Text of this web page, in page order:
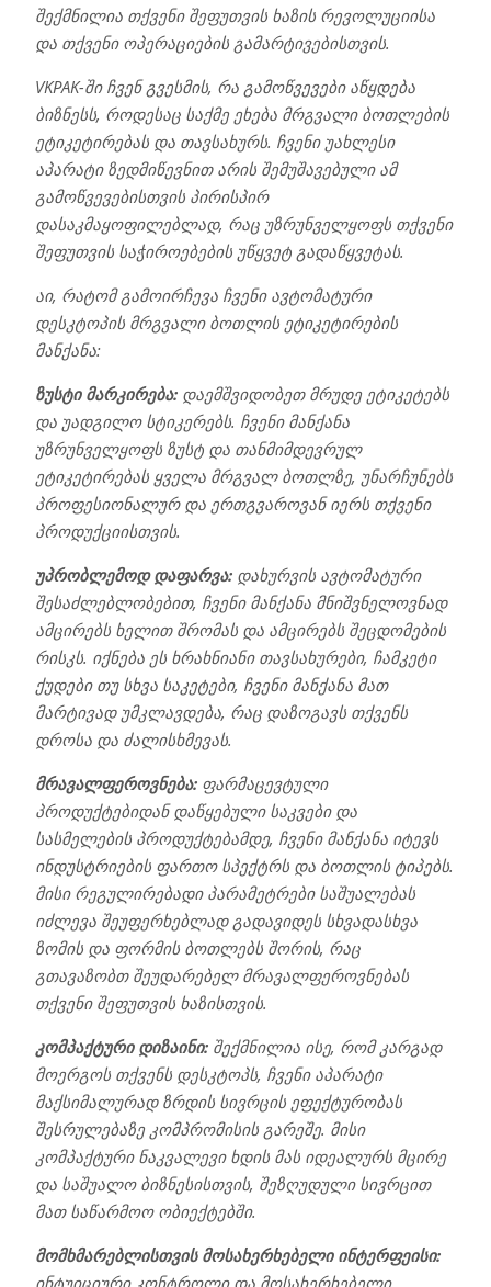
შექმნილია თქვენი შეფუთვის ხაზის რევოლუციისა
და თქვენი ოპერაციების გამარტივებისთვის.
VKPAK-ში ჩვენ გვესმის, რა გამოწვევები აწყდება
ბიზნესს, როდესაც საქმე ეხება მრგვალი ბოთლების
ეტიკეტირებას და თავსახურს. ჩვენი უახლესი
აპარატი ზედმიწევნით არის შემუშავებული ამ
გამოწვევებისთვის პირისპირ
დასაკმაყოფილებლად, რაც უზრუნველყოფს თქვენი
შეფუთვის საჭიროებების უწყვეტ გადაწყვეტას.
აი, რატომ გამოირჩევა ჩვენი ავტომატური
დესკტოპის მრგვალი ბოთლის ეტიკეტირების
მანქანა:
ზუსტი მარკირება:დაემშვიდობეთ მრუდე ეტიკეტებს
და უადგილო სტიკერებს. ჩვენი მანქანა
უზრუნველყოფს ზუსტ და თანმიმდევრულ
ეტიკეტირებას ყველა მრგვალ ბოთლზე, უნარჩუნებს
პროფესიონალურ და ერთგვაროვან იერს თქვენი
პროდუქციისთვის.
უპრობლემოდ დაფარვა:დახურვის ავტომატური
შესაძლებლობებით, ჩვენი მანქანა მნიშვნელოვნად
ამცირებს ხელით შრომას და ამცირებს შეცდომების
რისკს. იქნება ეს ხრახნიანი თავსახურები, ჩამკეტი
ქუდები თუ სხვა საკეტები, ჩვენი მანქანა მათ
მარტივად უმკლავდება, რაც დაზოგავს თქვენს
დროსა და ძალისხმევას.
მრავალფეროვნება:ფარმაცევტული
პროდუქტებიდან დაწყებული საკვები და
სასმელების პროდუქტებამდე, ჩვენი მანქანა იტევს
ინდუსტრიების ფართო სპექტრს და ბოთლის ტიპებს.
მისი რეგულირებადი პარამეტრები საშუალებას
იძლევა შეუფერხებლად გადავიდეს სხვადასხვა
ზომის და ფორმის ბოთლებს შორის, რაც
გთავაზობთ შეუდარებელ მრავალფეროვნებას
თქვენი შეფუთვის ხაზისთვის.
კომპაქტური დიზაინი:შექმნილია ისე, რომ კარგად
მოერგოს თქვენს დესკტოპს, ჩვენი აპარატი
მაქსიმალურად ზრდის სივრცის ეფექტურობას
შესრულებაზე კომპრომისის გარეშე. მისი
კომპაქტური ნაკვალევი ხდის მას იდეალურს მცირე
და საშუალო ბიზნესისთვის, შეზღუდული სივრცით
მათ საწარმოო ობიექტებში.
მომხმარებლისთვის მოსახერხებელი ინტერფეისი:
ინტუიციური კონტროლი და მოსახერხებელი